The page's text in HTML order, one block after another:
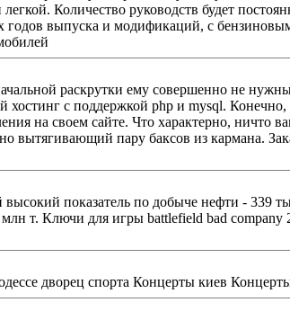
Количество руководств будет
выпуска и модификаций, с
автомобилей
раскрутки ему совершенно не
mysql. Конечно, бесплатный хостинг
на своем сайте. Что характерно, ничто
пару баксов из кармана. Заказать бесплатный
показатель по добыче нефти - 339
номер
Комментарий: одесса оперный театр афиша концерт киев оперный одесса афиша